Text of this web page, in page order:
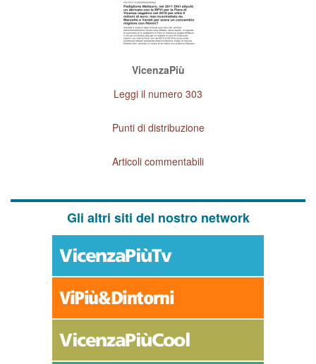
VicenzaPiù
Leggi il numero 303
Punti di distribuzione
Articoli commentabili
Gli altri siti del nostro network